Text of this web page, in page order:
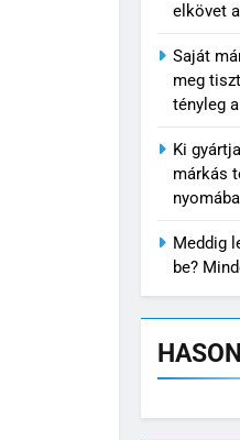
elkövet
Saját
meg
tényleg
Ki
márkás
Meddig
be?